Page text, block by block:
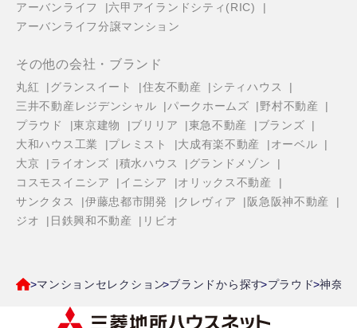
アーバンライフ
六甲アイランドシティ(RIC)
アーバンライフ分譲マンション
その他の会社・ブランド
丸紅 グランスイート 住友不動産
シティハウス
三井不動産レジデンシャル
パークホームズ
野村不動産
プラウド
東京建物 ブリリア 東急不動産
ブランズ
大和ハウス工業
プレミスト 大成有楽不動産
オーベル
大京
ライオンズ 積水ハウス
グランドメゾン
コスモスイニシア
イニシア
オリックス不動産
サンクタス
伊藤忠都市開発 クレヴィア
阪急阪神不動産
ジオ
日鉄興和不動産 リビオ
マンションセレクション ブランドから探す プラウド 神奈